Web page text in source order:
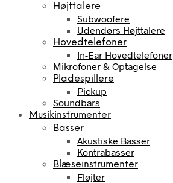
Højttalere
Subwoofere
Udendørs Højttalere
Hovedtelefoner
In-Ear Hovedtelefoner
Mikrofoner & Optagelse
Pladespillere
Pickup
Soundbars
Musikinstrumenter
Basser
Akustiske Basser
Kontrabasser
Blæseinstrumenter
Fløjter